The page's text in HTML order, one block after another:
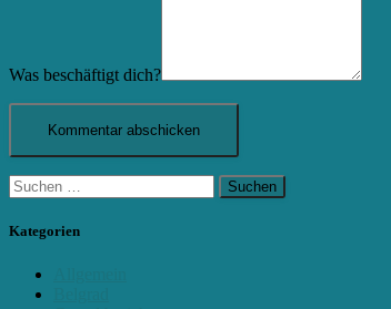
Was beschäftigt dich?
Suchen
nach:
Kategorien